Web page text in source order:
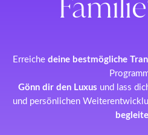
Erreiche deine bestmögliche
Gönn dir den Luxus und lass
und persönlichen